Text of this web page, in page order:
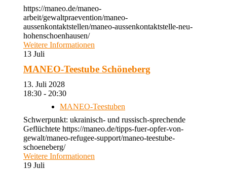
https://maneo.de/maneo-
arbeit/gewaltpraevention/maneo-
aussenkontaktstellen/maneo-aussenkontaktstelle-neu-
hohenschoenhausen/
Weitere Informationen
13 Juli
MANEO-Teestube Schöneberg
13. Juli 2028
18:30 - 20:30
MANEO-Teestuben
Schwerpunkt: ukrainisch- und russisch-sprechende
Geflüchtete https://maneo.de/tipps-fuer-opfer-von-
gewalt/maneo-refugee-support/maneo-teestube-
schoeneberg/
Weitere Informationen
19 Juli